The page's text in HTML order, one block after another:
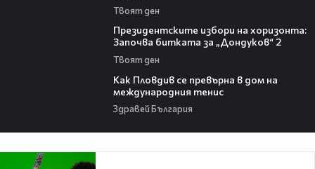
Твоят ден
Президентските избори на хоризонта:
Започва битката за „Дондуков“ 2
Твоят ден
Как Пловдив се превърна в дом на
международния тенис
Здравей България